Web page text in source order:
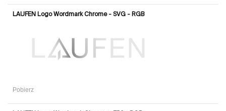
LAUFEN Logo Wordmark Chrome - SVG - RGB
Pobierz